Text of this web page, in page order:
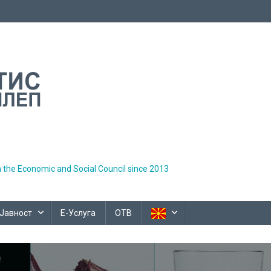
Economic and Social Council since 2013
Јавност Е-Услуга ОТВ